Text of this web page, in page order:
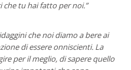
che tu hai fatto per noi.”
che noi diamo a bere ai
di essere onniscienti. La
per il meglio, di sapere quello